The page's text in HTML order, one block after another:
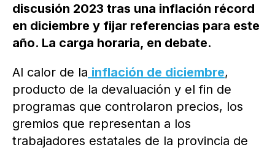
discusión 2023 tras una inflación récord
en diciembre y fijar referencias para este
año. La carga horaria, en debate.
Al calor de la inflación de diciembre,
producto de la devaluación y el fin de
programas que controlaron precios, los
gremios que representan a los
trabajadores estatales de la provincia de